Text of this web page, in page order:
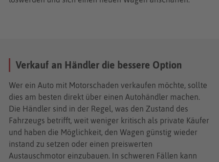
Verkauf an Händler die bessere Option
Wer ein Auto mit Motorschaden verkaufen möchte, sollte
dies am besten direkt über einen Autohändler machen.
Die Händler sind in der Regel, was den Zustand des
Fahrzeugs betrifft, weit weniger kritisch als private Käufer
und haben die Möglichkeit, den Wagen günstig wieder
instand zu setzen oder einen preiswerten
Austauschmotor einzubauen. In schweren Fällen kann